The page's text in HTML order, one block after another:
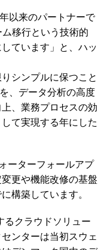
年以来のパートナーで
移行という技術的
ています」と、ハッ
シンプルに保つこと
、データ分析の高度
、業務プロセスの効
て実現する年にした
ーターフォールアプ
更や機能改修の基盤
構築しています。
るクラウドソリュー
ンターは当初スウェ